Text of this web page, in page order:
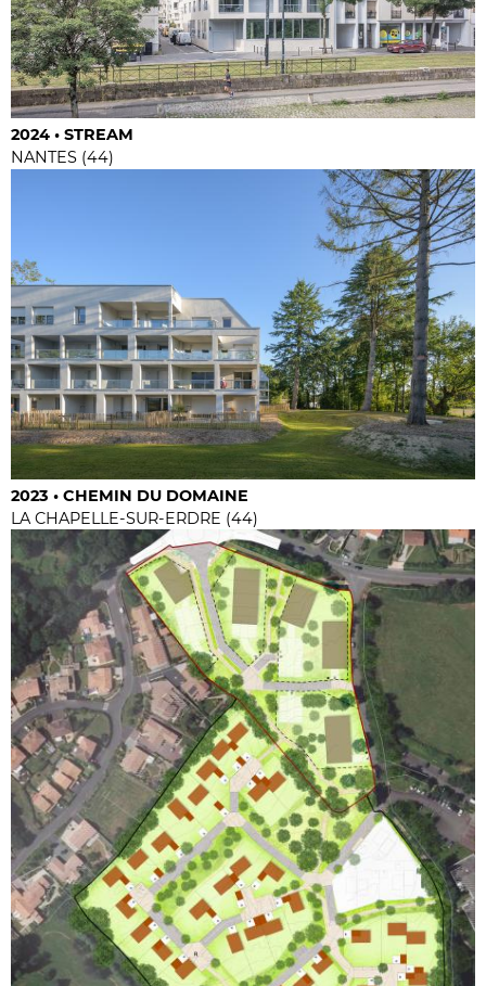
2024 • STREAM
NANTES (44)
2023 • CHEMIN DU DOMAINE
LA CHAPELLE-SUR-ERDRE (44)